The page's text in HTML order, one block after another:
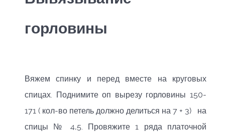
горловины
Вяжем спинку и перед вместе на круговых
спицах. Поднимите оп вырезу горловины 150-
171 ( кол-во петель должно делиться на 7 + 3) на
спицы № 4,5. Провяжите 1 ряда платочной